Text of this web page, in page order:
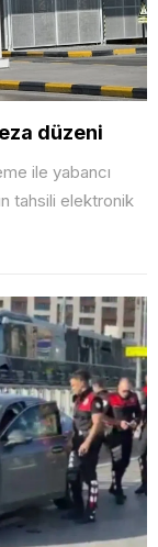
düzeni
ile yabancı
tahsili elektronik